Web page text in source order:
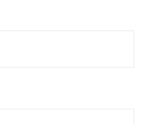
non seulement les
de café à la fois.
occasion :